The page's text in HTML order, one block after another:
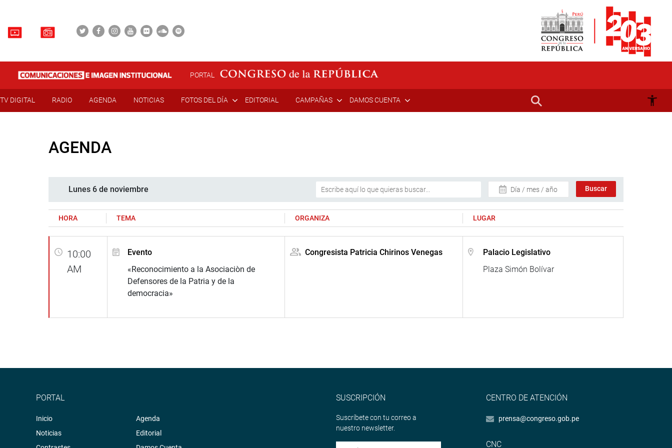
PORTAL
TV DIGITAL RADIO AGENDA NOTICIAS FOTOS DEL DÍA EDITORIAL CAMPAÑAS DAMOS CUENTA
AGENDA
Lunes 6 de noviembre Día / mes / año
HORA TEMA ORGANIZA LUGAR
10:00
AM
Evento
«Reconocimiento a la Asociaciòn de
Defensores de la Patria y de la
democracia»
Congresista Patricia Chirinos Venegas
Palacio Legislativo
Plaza Simón Bolívar
PORTAL
Inicio
Noticias
Agenda
Editorial
SUSCRIPCIÓN
Suscríbete con tu correo a
nuestro newsletter.
CENTRO DE ATENCIÓN
prensa@congreso.gob.pe
CNC